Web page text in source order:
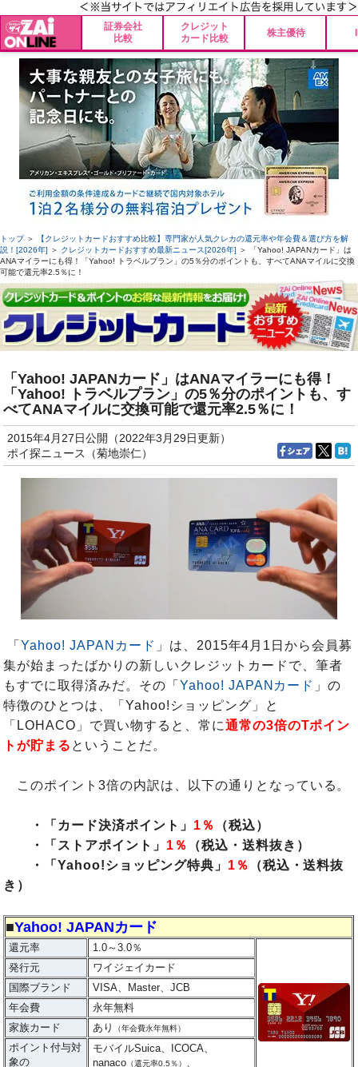
証券会社
比較
クレジット
カード比較
株主優待
トップ＞
【クレジットカードおすすめ比較】専門家が人気クレカの還元率や年会費＆選び方を解
説！[2026年] ＞ クレジットカードおすすめ最新ニュース[2026年] ＞ 「Yahoo! JAPANカード」は
ANAマイラーにも得！「Yahoo! トラベルプラン」の5％分のポイントも、すべてANAマイルに交換
可能で還元率2.5％に！
「Yahoo! JAPANカード」はANAマイラーにも得！
「Yahoo! トラベルプラン」の5％分のポイントも、す
べてANAマイルに交換可能で還元率2.5％に！
2015年4月27日公開（2022年3月29日更新）
ポイ探ニュース（菊地崇仁）
「Yahoo! JAPANカード 」は、2015年4月1日から会員募
集が始まったばかりの新しいクレジットカードで、筆者
もすでに取得済みだ。その「 Yahoo! JAPANカード 」の
特徴のひとつは、「Yahoo!ショッピング」と
「LOHACO」で買い物すると、常に通常の3倍のTポイン
トが貯まる ということだ。
このポイント3倍の内訳は、以下の通りとなっている。
・「カード決済ポイント」 1％
（税込）
・「ストアポイント」 1％
（税込・送料抜き）
・「Yahoo!ショッピング特典」 1％
（税込・送料抜
き）
■Yahoo! JAPANカード
還元率
1.0～3.0％
発行元
ワイジェイカード
国際ブランド
VISA、Master、JCB
年会費
永年無料
家族カード
あり （年会費永年無料）
ポイント付与対
象の
モバイルSuica、ICOCA、
nanaco （還元率0.5％） 、